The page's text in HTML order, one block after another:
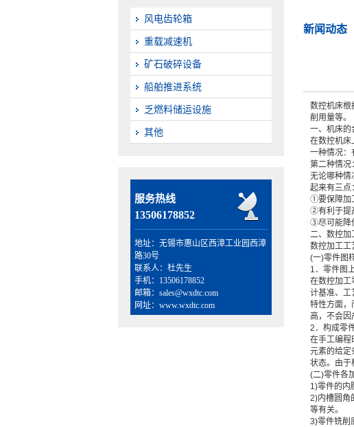
风电齿轮箱
重载减速机
矿石破碎设备
船舶推进系统
乏燃料储运设施
其他
服务热线
13506178852
地址：无锡市惠山区西漳工业园西漳
路30号
联系人：杜先生
手机：13506178852
邮箱：sales@wxdtc.com
网址：www.wxdtc.com
新闻动态
数控机床根
削用量等。
一、机床的
在数控机床
一种情况：
第二种情况
无论哪种情
起来有三点：
①要保障加
②有利于提
③尽可能降
二、数控加
数控加工工
(一)零件图
1．零件图
在数控加工
计基准、工
特性方面，
高，不会因
2．构成零
在手工编程
元素的给定
状态。由于
(二)零件各
1)零件的内
2)内槽圆角
等有关。
3)零件铣削